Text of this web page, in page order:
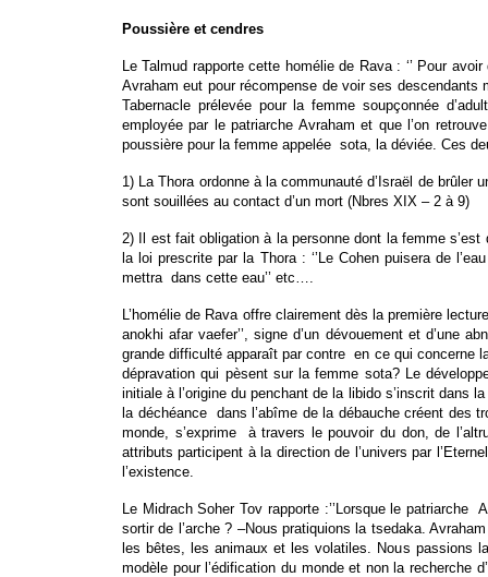
Poussière et cendres
Le Talmud rapporte cette homélie de Rava : ‘’ Pour
Avraham eut pour récompense de voir ses
Tabernacle prélevée pour la femme soupçonnée
employée par le patriarche Avraham et que l’on
poussière pour la femme appelée sota, la déviée. Ces
1) La Thora ordonne à la communauté d’Israël de
sont souillées au contact d’un mort (Nbres XIX – 2 à 9)
2) Il est fait obligation à la personne dont la femme
la loi prescrite par la Thora : ‘’Le Cohen puisera de
mettra dans cette eau’’ etc….
L’homélie de Rava offre clairement dès la première
anokhi afar vaefer’’, signe d’un dévouement et d’une
grande difficulté apparaît par contre en ce qui concerne
dépravation qui pèsent sur la femme sota? Le
initiale à l’origine du penchant de la libido s’inscrit dans
la déchéance dans l’abîme de la débauche créent des
monde, s’exprime à travers le pouvoir du don, de
attributs participent à la direction de l’univers par
l’existence.
Le Midrach Soher Tov rapporte :’’Lorsque le
sortir de l’arche ? –Nous pratiquions la tsedaka.
les bêtes, les animaux et les volatiles. Nous passions
modèle pour l’édification du monde et non la recherche